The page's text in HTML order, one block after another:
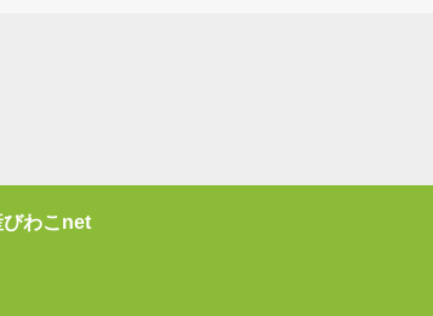
びわこnet